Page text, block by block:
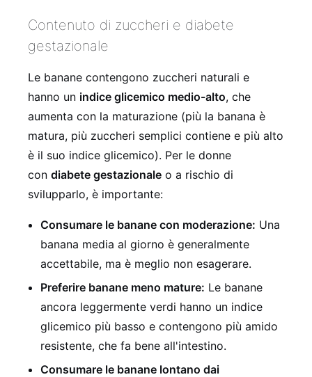
Contenuto di zuccheri e diabete
gestazionale
Le banane contengono zuccheri naturali e
hanno un indice glicemico medio-alto, che
aumenta con la maturazione (più la banana è
matura, più zuccheri semplici contiene e più alto
è il suo indice glicemico). Per le donne
con diabete gestazionale o a rischio di
svilupparlo, è importante:
Consumare le banane con moderazione: Una
banana media al giorno è generalmente
accettabile, ma è meglio non esagerare.
Preferire banane meno mature: Le banane
ancora leggermente verdi hanno un indice
glicemico più basso e contengono più amido
resistente, che fa bene all'intestino.
Consumare le banane lontano dai